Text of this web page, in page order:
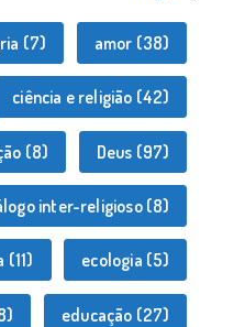
(7) amor (38)
ciência e religião (42)
(8) Deus (97)
inter-religioso(8)
(11) ecologia (5)
educação (27)